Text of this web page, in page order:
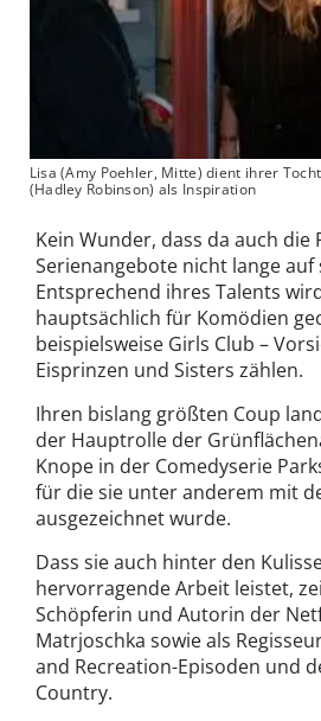
Lisa (Amy Poehler, Mitte) dient ihrer
(Hadley Robinson) als Inspiration
Kein Wunder, dass da auch die
Serienangebote nicht lange
Entsprechend ihres Talents
hauptsächlich für Komödien
beispielsweise Girls Club –
Eisprinzen und Sisters zählen.
Ihren bislang größten Coup
der Hauptrolle der
Knope in der Comedyserie
für die sie unter anderem mit
ausgezeichnet wurde.
Dass sie auch hinter den
hervorragende Arbeit leistet,
Schöpferin und Autorin der
Matrjoschka sowie als
and Recreation-Episoden und
Country.